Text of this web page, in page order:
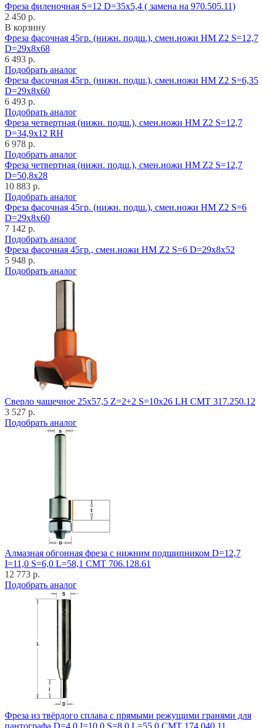
Фреза филеночная S=12 D=35x5,4 ( замена на 970.505.11)
2 450 р.
В корзину
Фреза фасочная 45гр. (нижн. подш.), смен.ножи HM Z2 S=12,7
D=29x8x68
6 493 р.
Подобрать аналог
Фреза фасочная 45гр. (нижн. подш.), смен.ножи HM Z2 S=6,35
D=29x8x60
6 493 р.
Подобрать аналог
Фреза четвертная (нижн. подш.), смен.ножи HM Z2 S=12,7
D=34,9x12 RH
6 978 р.
Подобрать аналог
Фреза четвертная (нижн. подш.), смен.ножи HM Z2 S=12,7
D=50,8x28
10 883 р.
Подобрать аналог
Фреза фасочная 45гр. (нижн. подш.), смен.ножи HM Z2 S=6
D=29x8x60
7 142 р.
Подобрать аналог
Фреза фасочная 45гр., смен.ножи HM Z2 S=6 D=29x8x52
5 948 р.
Подобрать аналог
Cверло чашечное 25x57,5 Z=2+2 S=10x26 LH CMT 317.250.12
3 527 р.
Подобрать аналог
Алмазная обгонная фреза с нижним подшипником D=12,7
I=11,0 S=6,0 L=58,1 CMT 706.128.61
12 773 р.
Подобрать аналог
Фреза из твёрдого сплава с прямыми режущими гранями для
пантографа D=4,0 I=10,0 S=8,0 L=55,0 CMT 174.040.11